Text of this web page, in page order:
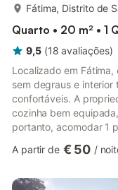
Fátima, Distrito de
Quarto • 20 m² • 1
9,5 (18 avaliações)
Localizado em
sem degraus e
confortáveis. A
cozinha bem
portanto, acomodar 1
vídeo) com um espaço
não dispõe de: ar
A partir de € 50 /